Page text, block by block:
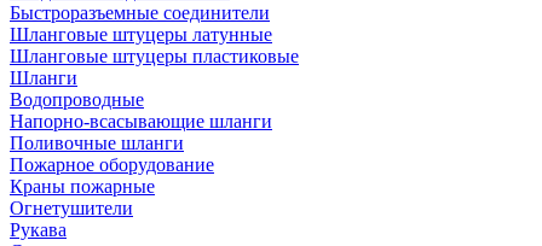
Быстроразъемные соединители
Шланговые штуцеры латунные
Шланговые штуцеры пластиковые
Шланги
Водопроводные
Напорно-всасывающие шланги
Поливочные шланги
Пожарное оборудование
Краны пожарные
Огнетушители
Рукава